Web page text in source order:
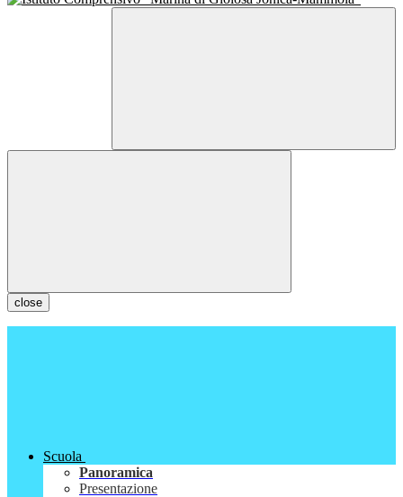
close
Scuola
Panoramica
Presentazione